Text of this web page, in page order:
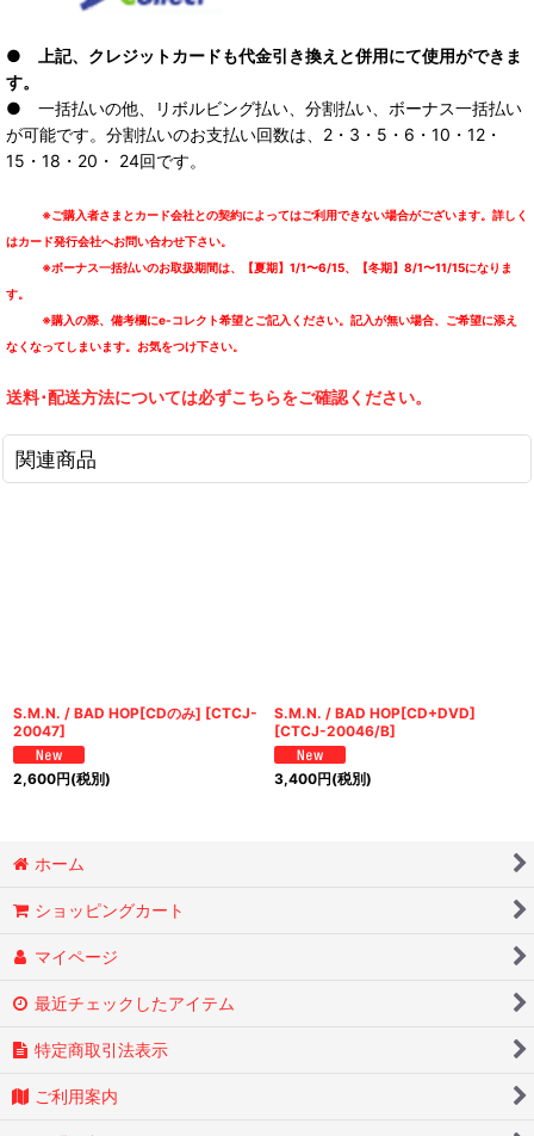
● 上記、クレジットカードも代金引き換えと併用にて使用ができま
す。
● 一括払いの他、リボルビング払い、分割払い、ボーナス一括払い
が可能です。分割払いのお支払い回数は、2・3・5・6・10・12・
15・18・20・ 24回です。
※ご購入者さまとカード会社との契約によってはご利用できない場合がございます。詳しく
はカード発行会社へお問い合わせ下さい。
※ボーナス一括払いのお取扱期間は、【夏期】1/1〜6/15、【冬期】8/1〜11/15になりま
す。
※購入の際、備考欄にe-コレクト希望とご記入ください。記入が無い場合、ご希望に添え
なくなってしまいます。お気をつけ下さい。
送料･配送方法については必ずこちらをご確認ください。
関連商品
S.M.N. / BAD HOP[CDのみ] [CTCJ-
20047]
2,600円(税別)
S.M.N. / BAD HOP[CD+DVD]
[CTCJ-20046/B]
3,400円(税別)
ホーム
ショッピングカート
マイページ
最近チェックしたアイテム
特定商取引法表示
ご利用案内